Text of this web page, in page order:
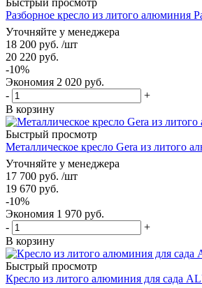
Разборное кресло из литого алюминия
Уточняйте у менеджера
18 200 руб. /шт
20 220 руб.
-10%
Экономия 2 020 руб.
-
+
В корзину
Быстрый просмотр
Металлическое кресло Gera из литого
Уточняйте у менеджера
17 700 руб. /шт
19 670 руб.
-10%
Экономия 1 970 руб.
-
+
В корзину
Быстрый просмотр
Кресло из литого алюминия для сада